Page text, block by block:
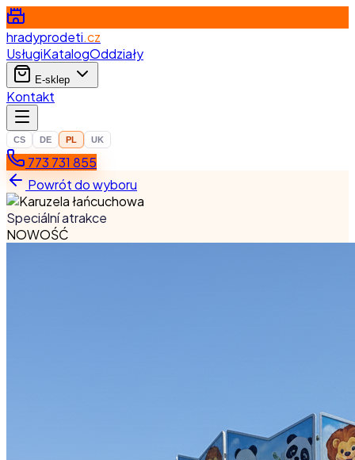
hradyprodeti.cz
UsługiKatalogOddziały
E-sklep
Kontakt
CS DE PL UK
773 731 855
Powrót do wyboru
Speciální atrakce
NOWOŚĆ